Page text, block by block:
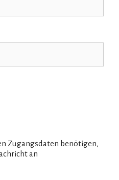
Zugangsdaten benötigen,
an